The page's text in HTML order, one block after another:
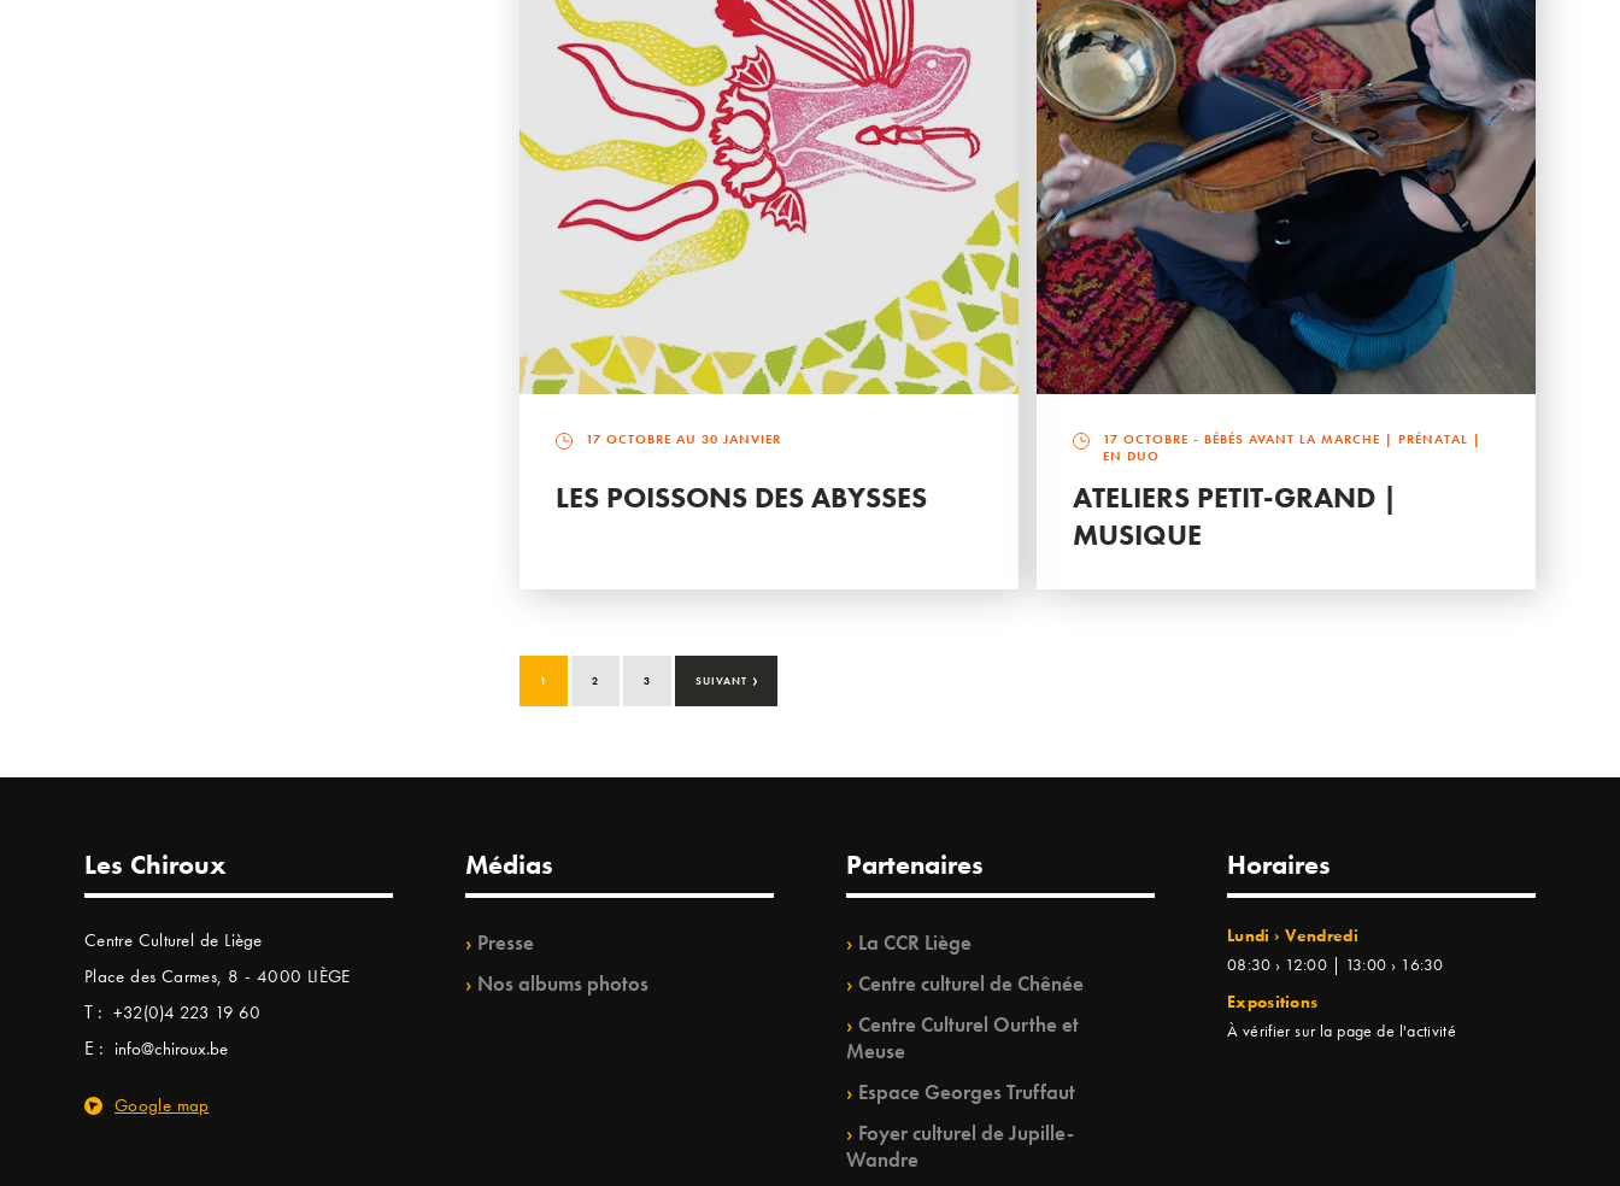
17 OCTOBRE AU 30 JANVIER
LES POISSONS DES ABYSSES
17 OCTOBRE - BÉBÉS AVANT LA MARCHE | PRÉNATAL |
EN DUO
ATELIERS PETIT-GRAND |
MUSIQUE
1 2 3 SUIVANT ›
Les Chiroux
Centre Culturel de Liège
Place des Carmes, 8 - 4000 LIÈGE
T : +32(0)4 223 19 60
E : info@chiroux.be
Google map
Médias
Presse
Nos albums photos
Partenaires
La CCR Liège
Centre culturel de Chênée
Centre Culturel Ourthe et
Meuse
Espace Georges Truffaut
Foyer culturel de Jupille-
Wandre
Horaires
Lundi › Vendredi
08:30 › 12:00 | 13:00 › 16:30
Expositions
À vérifier sur la page de l'activité